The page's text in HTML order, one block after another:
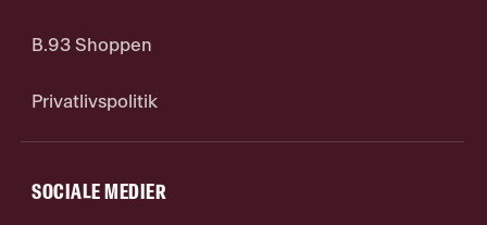
B.93 Shoppen
Privatlivspolitik
SOCIALE MEDIER